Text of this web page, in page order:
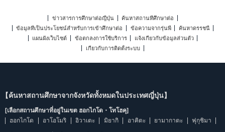
ข่าวสารการศึกษาต่อญี่ปุ่น
ค้นหาสถานที่ศึกษาต่อ
ข้อมูลที่เป็นประโยชน์สำหรับการเข้าศึกษาต่อ
ข้อความจากรุ่นพี่
ค้นหาดรรชนี
แผนผังเว็บไซต์
ข้อตกลงการใช้บริการ
แจ้งเกี่ยวกับข้อมูลส่วนตัว
เกี่ยวกับการติดตั้งระบบ
【ค้นหาสถานศึกษาจากจังหวัดทั้งหมดในประเทศญี่ปุ่น】
[เลือกสถานศึกษาที่อยู่ในเขต ฮอกไกโด・โทโฮคุ]
ฮอกไกโด
อาโอโมริ อิวาเตะ มิยากิ อาคิตะ ยามากาตะ ฟุกุชิมา